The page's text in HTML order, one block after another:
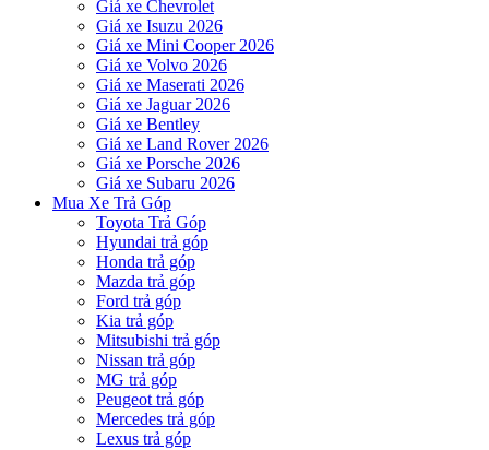
Giá xe Chevrolet
Giá xe Isuzu 2026
Giá xe Mini Cooper 2026
Giá xe Volvo 2026
Giá xe Maserati 2026
Giá xe Jaguar 2026
Giá xe Bentley
Giá xe Land Rover 2026
Giá xe Porsche 2026
Giá xe Subaru 2026
Mua Xe Trả Góp
Toyota Trả Góp
Hyundai trả góp
Honda trả góp
Mazda trả góp
Ford trả góp
Kia trả góp
Mitsubishi trả góp
Nissan trả góp
MG trả góp
Peugeot trả góp
Mercedes trả góp
Lexus trả góp